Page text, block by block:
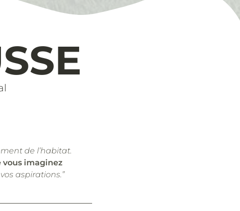
de l’habitat.
vous imaginez
aspirations.”